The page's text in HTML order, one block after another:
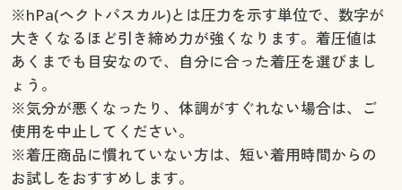
※hPa(ヘクトパスカル)とは圧力を示す単位で、数字が
大きくなるほど引き締め力が強くなります。着圧値は
あくまでも目安なので、自分に合った着圧を選びまし
ょう。
※気分が悪くなったり、体調がすぐれない場合は、ご
使用を中止してください。
※着圧商品に慣れていない方は、短い着用時間からの
お試しをおすすめします。